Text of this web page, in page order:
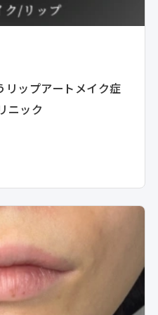
ップアートメイク症
ニック